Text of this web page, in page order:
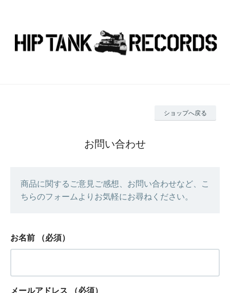
ショップへ戻る
お問い合わせ
商品に関するご意見ご感想、お問い合わせなど、こ
ちらのフォームよりお気軽にお尋ねください。
お名前 （必須）
メールアドレス （必須）